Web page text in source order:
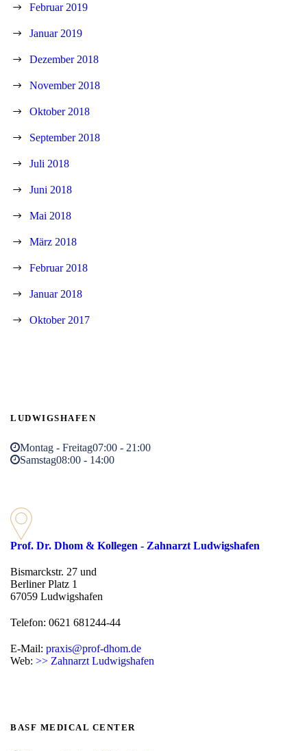
Februar 2019
Januar 2019
Dezember 2018
November 2018
Oktober 2018
September 2018
Juli 2018
Juni 2018
Mai 2018
März 2018
Februar 2018
Januar 2018
Oktober 2017
LUDWIGSHAFEN
Montag - Freitag07:00 - 21:00
Samstag08:00 - 14:00
Prof. Dr. Dhom & Kollegen - Zahnarzt Ludwigshafen
Bismarckstr. 27 und
Berliner Platz 1
67059 Ludwigshafen
Telefon: 0621 681244-44
E-Mail: praxis@prof-dhom.de
Web: >> Zahnarzt Ludwigshafen
BASF MEDICAL CENTER